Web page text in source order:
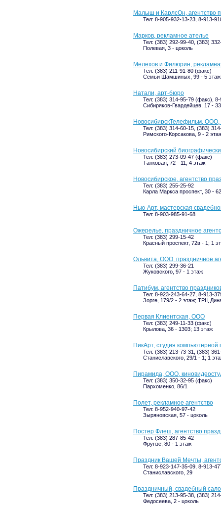
Малыш и КарлсОн, агентство
Тел: 8-905-932-13-23, 8-913-
Марков, рекламное ателье
Тел: (383) 292-99-40, (383)
Полевая, 3 - цоколь
Мелехов и Филюрин,
Тел: (383) 211-91-80 (факс)
Семьи Шамшиных, 99 - 5 этаж
Натали, арт-бюро
Тел: (383) 314-95-79 (факс),
Сибиряков-Гвардейцев, 17 -
НовосибирскТелефильм, ООО,
Тел: (383) 314-60-15, (383)
Римского-Корсакова, 9 - 2
Новосибирский
Тел: (383) 273-09-47 (факс)
Танковая, 72 - 11; 4 этаж
Новосибирское, агентство
Тел: (383) 255-25-92
Карла Маркса проспект, 30 -
Нью-Aрт, мастерская
Тел: 8-903-985-91-68
Ожерелье, праздничное
Тел: (383) 299-15-42
Красный проспект, 72в - 1; 1
Ольвита, ООО, праздничное
Тел: (383) 299-36-21
Жуковского, 97 - 1 этаж
Патибум, агентство
Тел: 8-923-243-64-27, 8-913-
Зорге, 179/2 - 2 этаж; ТРЦ
Первая Клиентская, ООО
Тел: (383) 249-11-33 (факс)
Крылова, 36 - 1303; 13 этаж
ПикАрт, студия компьютерной
Тел: (383) 213-73-31, (383)
Станиславского, 29/1 - 1; 1
Пирамида, ООО,
Тел: (383) 350-32-95 (факс)
Пархоменко, 86/1
Полет, рекламное агентство
Тел: 8-952-940-97-42
Зыряновская, 57 - цоколь
Постер Флеш, агентство
Тел: (383) 287-85-42
Фрунзе, 80 - 1 этаж
Праздник Вашей Мечты,
Тел: 8-923-147-35-09, 8-913-
Станиславского, 29
Праздничный, свадебный
Тел: (383) 213-95-38, (383)
Федосеева, 2 - цоколь